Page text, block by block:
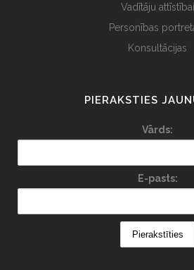
Vadītāju attīstībai
Personības
Konsultācijas
PIERAKSTIES
Vārds:
E-pasts: